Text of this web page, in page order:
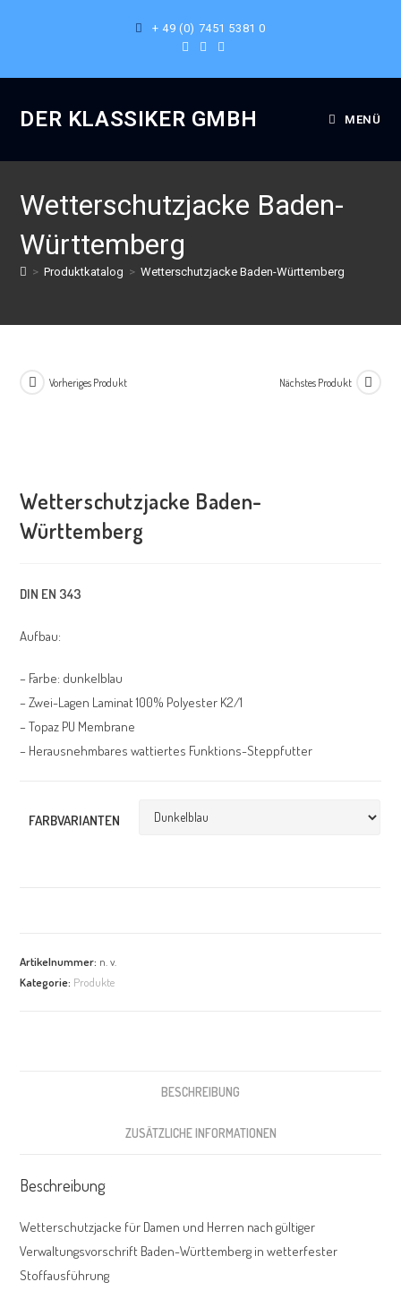
+ 49 (0) 7451 5381 0
DER KLASSIKER GMBH MENÜ
Wetterschutzjacke Baden-
Württemberg
> Produktkatalog > Wetterschutzjacke Baden-Württemberg
Vorheriges Produkt Nächstes Produkt
Wetterschutzjacke Baden-
Württemberg
DIN EN 343
Aufbau:
– Farbe: dunkelblau
– Zwei-Lagen Laminat 100% Polyester K2/1
– Topaz PU Membrane
– Herausnehmbares wattiertes Funktions-Steppfutter
FARBVARIANTEN
Artikelnummer: n. v.
Kategorie: Produkte
BESCHREIBUNG
ZUSÄTZLICHE INFORMATIONEN
Beschreibung
Wetterschutzjacke für Damen und Herren nach gültiger
Verwaltungsvorschrift Baden-Württemberg in wetterfester
Stoffausführung